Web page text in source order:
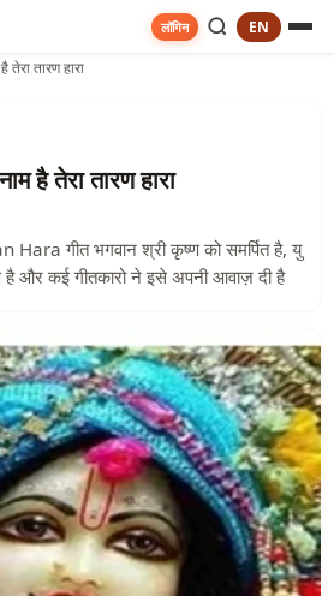
लॉगिन EN
तारण हारा
है तेरा तारण हारा
गीत भगवान श्री कृष्ण को समर्पित है, यु
और कई गीतकारो ने इसे अपनी आवाज़ दी है